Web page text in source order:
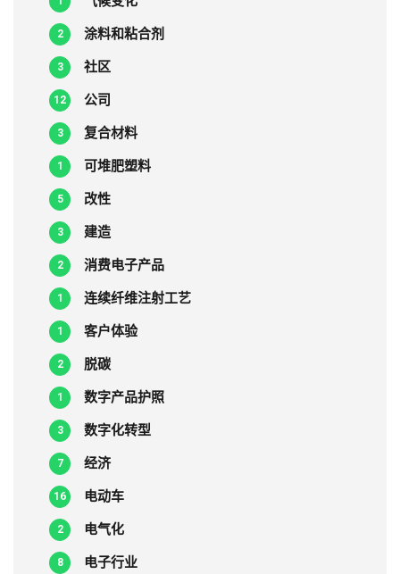
涂料和粘合剂
2
社区
3
公司
12
复合材料
3
可堆肥塑料
1
改性
5
建造
3
消费电子产品
2
连续纤维注射工艺
1
客户体验
1
脱碳
2
数字产品护照
1
数字化转型
3
经济
7
电动车
16
电气化
2
电子行业
8